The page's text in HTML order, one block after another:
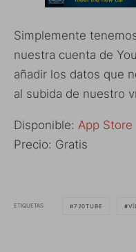
Simplemente
nuestra cuenta de
añadir los datos que
al subida de nuestro
Disponible: App Store
Precio: Gratis
ETIQUETAS 720TUBE